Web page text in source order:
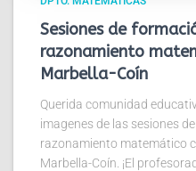
Sesiones de
razonamiento
Marbella-Coín
Querida comunidad
imagenes de las sesiones
razonamiento matemático
Marbella-Coín. ¡El